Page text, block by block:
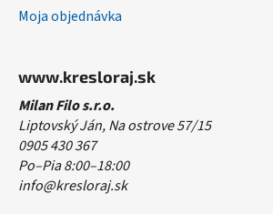
Moja objednávka
www.kresloraj.sk
Milan Filo s.r.o.
Liptovský Ján, Na ostrove 57/15
0905 430 367
Po–Pia 8:00–18:00
info@kresloraj.sk